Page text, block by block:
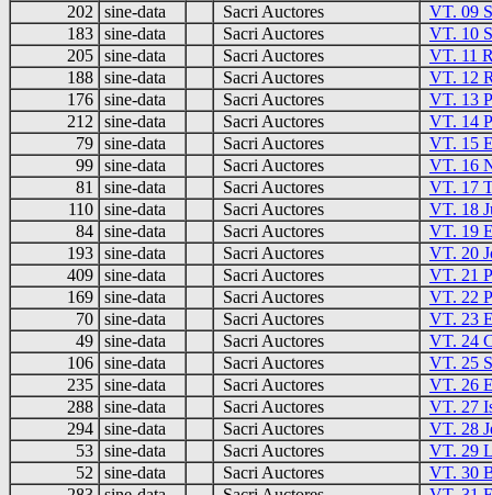
202
sine-data Sacri Auctores
VT. 09
183 sine-data Sacri Auctores
VT. 10
205 sine-data Sacri Auctores
VT. 11
188 sine-data Sacri Auctores
VT. 12
176 sine-data Sacri Auctores
VT. 13
212
sine-data Sacri Auctores
VT. 14
79 sine-data Sacri Auctores
VT. 15
99 sine-data Sacri Auctores
VT. 16
81
sine-data Sacri Auctores
VT. 17
110 sine-data Sacri Auctores
VT. 18
84 sine-data Sacri Auctores
VT. 19
193 sine-data Sacri Auctores
VT. 20
409 sine-data Sacri Auctores
VT. 21
169 sine-data Sacri Auctores
VT. 22
70 sine-data Sacri Auctores
VT. 23
49 sine-data Sacri Auctores
VT. 24
106 sine-data Sacri Auctores
VT. 25
235 sine-data Sacri Auctores
VT. 26
288 sine-data Sacri Auctores
VT. 27
294 sine-data Sacri Auctores
VT. 28
53 sine-data Sacri Auctores
VT. 29
52
sine-data Sacri Auctores
VT. 30